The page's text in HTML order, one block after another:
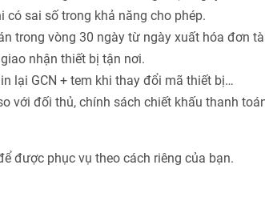
sai số trong khả năng cho phép.
trong vòng 30 ngày từ ngày xuất hóa đơn
nhận thiết bị tận nơi.
lại GCN + tem khi thay đổi mã thiết bị…
với đối thủ, chính sách chiết khấu thanh
được phục vụ theo cách riêng của bạn.